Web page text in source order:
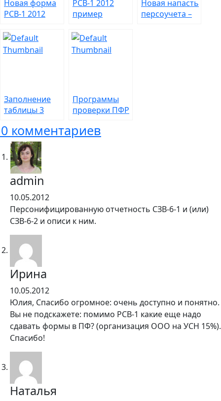
Новая форма
РСВ-1 2012
готовы к
изменениям?
РСВ-1 2012
пример
раздела 3 – для
льготных
категорий
Новая напасть
персоучета –
Заполнение
таблицы 3
проблемные
зоны
Программы
проверки ПФР
помощники
комментариев
admin
10.05.2012
Персонифицированную отчетность СЗВ-6-1 и (или)
СЗВ-6-2 и описи к ним.
Ирина
10.05.2012
Юлия, Спасибо огромное: очень доступно и
Вы не подскажете: помимо РСВ-1 какие еще надо
сдавать формы в ПФ? (организация ООО на УСН 15%).
Спасибо!
Наталья